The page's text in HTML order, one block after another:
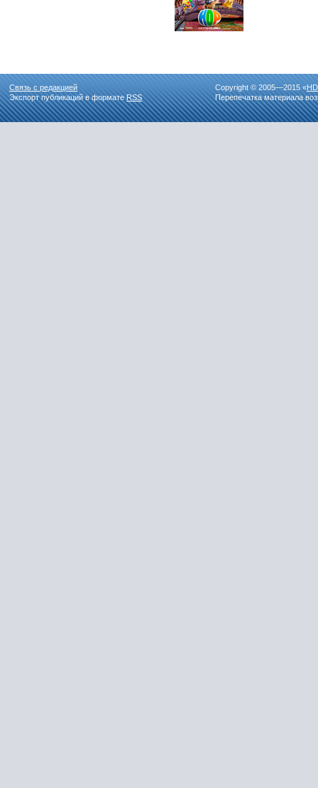
Связь с редакцией
Экспорт публикаций в форматеRSS
Copyright © 2005—2015 «
Перепечатка материала